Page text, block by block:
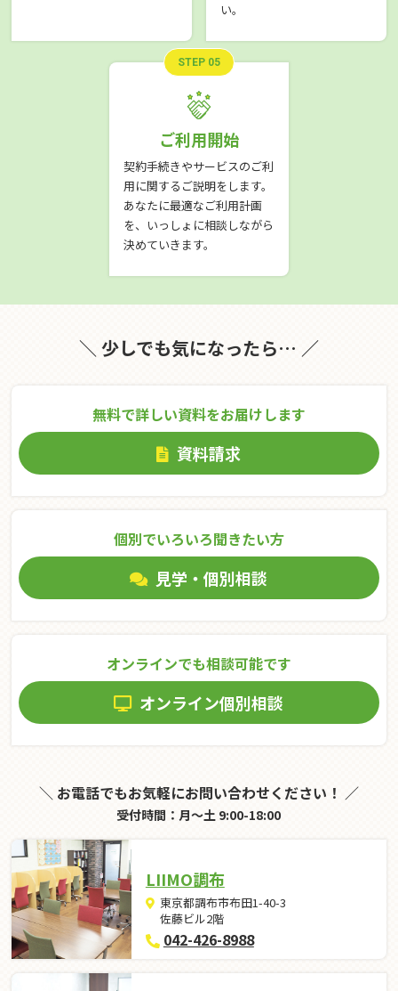
い。
STEP 05
ご利用開始
契約手続きやサービスのご利
用に関するご説明をします。
あなたに最適なご利用計画
を、いっしょに相談しながら
決めていきます。
＼ 少しでも気になったら… ／
無料で詳しい資料をお届けします
資料請求
個別でいろいろ聞きたい⽅
見学・個別相談
オンラインでも相談可能です
オンライン個別相談
＼ お電話でもお気軽にお問い合わせください！ ／
受付時間：月～土 9:00-18:00
LIIMO調布
東京都調布市布田1-40-3
佐藤ビル2階
042-426-8988